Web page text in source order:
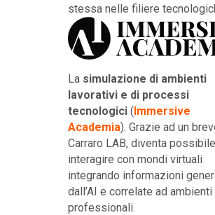
stessa nelle filiere
La simulazione di ambienti
lavorativi e di processi
tecnologici(Immersive
Academia). Grazie ad un
Carraro LAB, diventa possibile
interagire con mondi virtuali
integrando informazioni
dall’AI e correlate ad ambienti
professionali.